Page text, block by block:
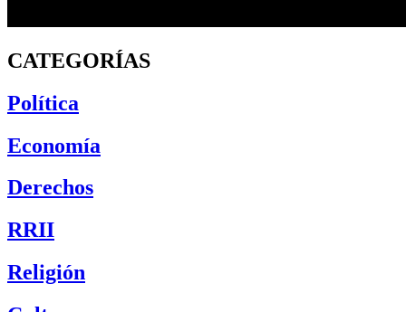
CATEGORÍAS
Política
Economía
Derechos
RRII
Religión